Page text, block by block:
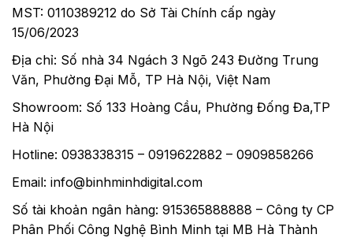
MST: 0110389212 do Sở Tài Chính cấp ngày
15/06/2023
Địa chỉ: Số nhà 34 Ngách 3 Ngõ 243 Đường Trung
Văn, Phường Đại Mỗ, TP Hà Nội, Việt Nam
Showroom: Số 133 Hoàng Cầu, Phường Đống Đa,TP
Hà Nội
Hotline: 0938338315 – 0919622882 – 0909858266
Email: info@binhminhdigital.com
Số tài khoản ngân hàng: 915365888888 – Công ty CP
Phân Phối Công Nghệ Bình Minh tại MB Hà Thành